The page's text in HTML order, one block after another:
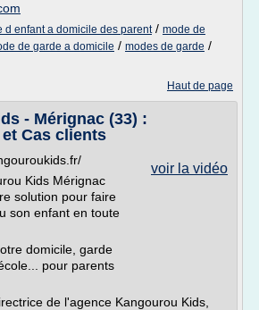
d enfant a domicile des parent/ mode de
de garde a domicile / modes de garde /
Haut de page
- Mérignac (33) :
Cas clients
voir la vidéo
Kids Mérignac
solution pour faire
son enfant en toute
domicile, garde
pour parents
de l'agence Kangourou Kids,